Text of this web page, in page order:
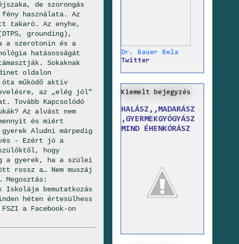
de szorongás
használata. Az
takaró. Az enyhe,
grounding),
a szerotonin és a
hatásosságát
Sokaknak
oldalon
működő aktív
az „elég jól”
Tovább Kapcsolódó
Az alvást nem
és miért
Aludni márpedig
- Ezért jó a
hogy
a gyerek, ha a szülei
rossz a… Nem muszáj
Iskolája bemutatkozás
héten értesülhess
a Facebook-on
Dr. Bauer Bela
Twitter
Kiemelt bejegyzés
HALÁSZ,,MADARÁSZ
,GYERMEKGYÓGYÁSZ
MIND ÉHENKÓRÁSZ